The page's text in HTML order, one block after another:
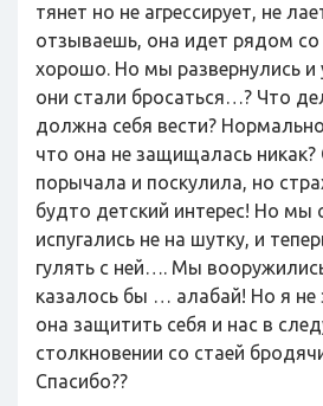
тянет но не агрессирует, не
отзываешь, она идет рядом
хорошо. Но мы развернулись и
они стали бросаться…? Что
должна себя вести?
что она не защищалась никак?
порычала и поскулила, но
будто детский интерес! Но мы
испугались не на шутку, и
гулять с ней…. Мы
казалось бы … алабай! Но я
она защитить себя и нас в
столкновении со стаей
Спасибо??